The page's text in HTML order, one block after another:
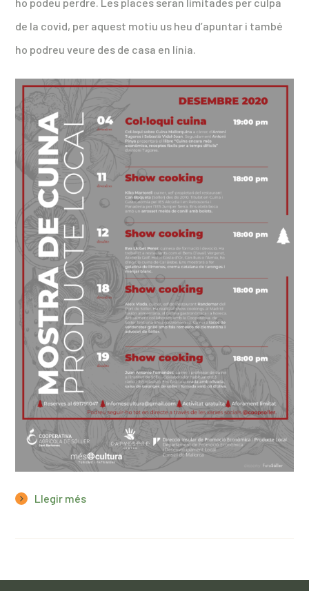
de la covid, per aquest motiu us heu d’apuntar i també
ho podreu veure des de casa en línia.
Llegir més